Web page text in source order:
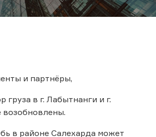
и партнёры,
груза в г. Лабытнанги и г.
возобновлены.
в районе Салехарда может